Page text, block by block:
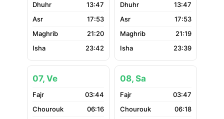
13:47
17:53
21:20
23:42
13:47
17:53
21:19
23:39
07, Ve
03:44
06:16
08, Sa
03:47
06:18